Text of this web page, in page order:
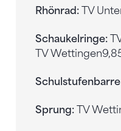
Rhönrad: TV
Schaukelringe:
TV Wettingen
Sprung: TV